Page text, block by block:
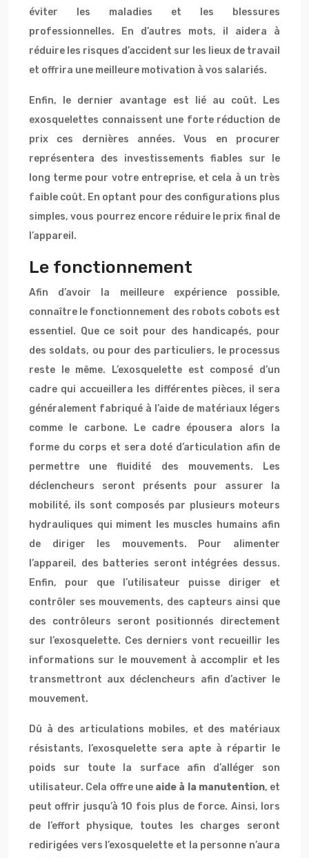
éviter les maladies et les blessures
professionnelles. En d’autres mots, il aidera à
réduire les risques d’accident sur les lieux de travail
et offrira une meilleure motivation à vos salariés.
Enfin, le dernier avantage est lié au coût. Les
exosquelettes connaissent une forte réduction de
prix ces dernières années. Vous en procurer
représentera des investissements fiables sur le
long terme pour votre entreprise, et cela à un très
faible coût. En optant pour des configurations plus
simples, vous pourrez encore réduire le prix final de
l’appareil.
Le fonctionnement
Afin d’avoir la meilleure expérience possible,
connaître le fonctionnement des robots cobots est
essentiel. Que ce soit pour des handicapés, pour
des soldats, ou pour des particuliers, le processus
reste le même. L’exosquelette est composé d’un
cadre qui accueillera les différentes pièces, il sera
généralement fabriqué à l’aide de matériaux légers
comme le carbone. Le cadre épousera alors la
forme du corps et sera doté d’articulation afin de
permettre une fluidité des mouvements. Les
déclencheurs seront présents pour assurer la
mobilité, ils sont composés par plusieurs moteurs
hydrauliques qui miment les muscles humains afin
de diriger les mouvements. Pour alimenter
l’appareil, des batteries seront intégrées dessus.
Enfin, pour que l’utilisateur puisse diriger et
contrôler ses mouvements, des capteurs ainsi que
des contrôleurs seront positionnés directement
sur l’exosquelette. Ces derniers vont recueillir les
informations sur le mouvement à accomplir et les
transmettront aux déclencheurs afin d’activer le
mouvement.
Dû à des articulations mobiles, et des matériaux
résistants, l’exosquelette sera apte à répartir le
poids sur toute la surface afin d’alléger son
utilisateur. Cela offre une aide à la manutention, et
peut offrir jusqu’à 10 fois plus de force. Ainsi, lors
de l’effort physique, toutes les charges seront
redirigées vers l’exosquelette et la personne n’aura